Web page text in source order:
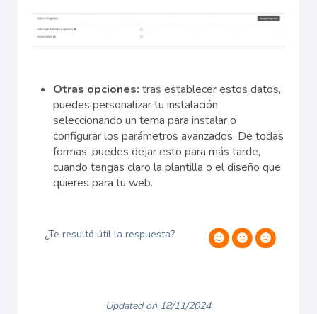
Otras opciones: tras establecer estos datos,
puedes personalizar tu instalación
seleccionando un tema para instalar o
configurar los parámetros avanzados. De todas
formas, puedes dejar esto para más tarde,
cuando tengas claro la plantilla o el diseño que
quieres para tu web.
¿Te resultó útil la respuesta?
Updated on 18/11/2024